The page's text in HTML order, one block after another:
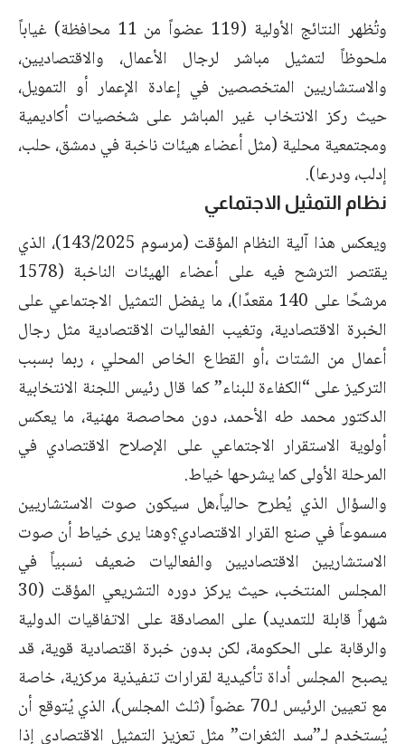
وتُظهر النتائج الأولية (119 عضواً من 11 محافظة) غياباً
ملحوظاً لتمثيل مباشر لرجال الأعمال، والاقتصاديين،
والاستشاريين المتخصصين في إعادة الإعمار أو التمويل،
حيث ركز الانتخاب غير المباشر على شخصيات أكاديمية
ومجتمعية محلية (مثل أعضاء هيئات ناخبة في دمشق، حلب،
إدلب، ودرعا).
نظام التمثيل الاجتماعي
ويعكس هذا آلية النظام المؤقت (مرسوم 143/2025)، الذي
يقتصر الترشح فيه على أعضاء الهيئات الناخبة (1578
مرشحًا على 140 مقعدًا)، ما يفضل التمثيل الاجتماعي على
الخبرة الاقتصادية، وتغيب الفعاليات الاقتصادية مثل رجال
أعمال من الشتات ،أو القطاع الخاص المحلي ، ربما بسبب
التركيز على “الكفاءة للبناء” كما قال رئيس اللجنة الانتخابية
الدكتور محمد طه الأحمد، دون محاصصة مهنية، ما يعكس
أولوية الاستقرار الاجتماعي على الإصلاح الاقتصادي في
المرحلة الأولى كما يشرحها خياط.
والسؤال الذي يُطرح حالياً،هل سيكون صوت الاستشاريين
مسموعاً في صنع القرار الاقتصادي؟وهنا يرى خياط أن صوت
الاستشاريين الاقتصاديين والفعاليات ضعيف نسبياً في
المجلس المنتخب، حيث يركز دوره التشريعي المؤقت (30
شهراً قابلة للتمديد) على المصادقة على الاتفاقيات الدولية
والرقابة على الحكومة، لكن بدون خبرة اقتصادية قوية، قد
يصبح المجلس أداة تأكيدية لقرارات تنفيذية مركزية، خاصة
مع تعيين الرئيس لـ70 عضواً (ثلث المجلس)، الذي يُتوقع أن
يُستخدم لـ”سد الثغرات” مثل تعزيز التمثيل الاقتصادي إذا